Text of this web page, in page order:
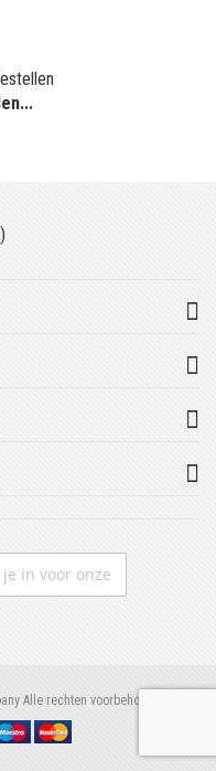
Alle rechten voorbehouden.